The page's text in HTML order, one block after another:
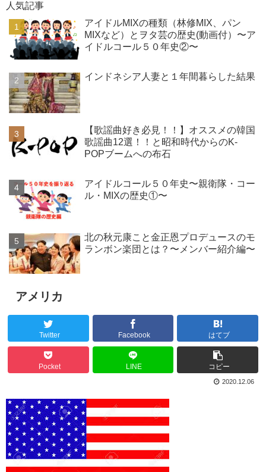
人気記事
アイドルMIXの種類（林修MIX、パン
MIXなど）とヲタ芸の歴史(動画付）〜ア
イドルコール５０年史②〜
インドネシア人妻と１年間暮らした結果
【歌謡曲好き必見！！】オススメの韓国
歌謡曲12選！！と昭和時代からのK-
POPブームへの布石
アイドルコール５０年史〜親衛隊・コー
ル・MIXの歴史①〜
北の秋元康こと金正恩プロデュースのモ
ランボン楽団とは？〜メンバー紹介編〜
アメリカ
Twitter Facebook はてブ
Pocket LINE コピー
2020.12.06